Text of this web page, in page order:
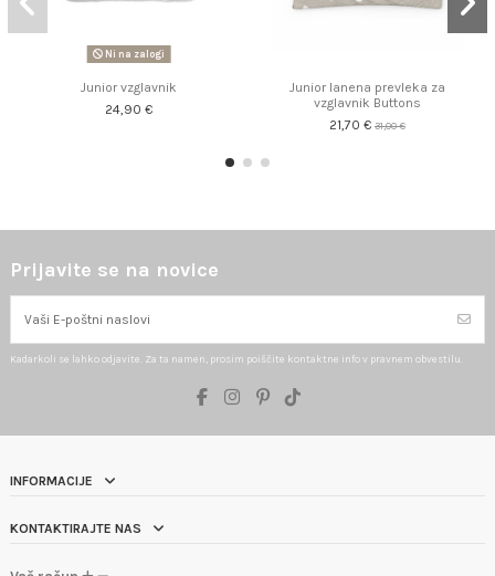
Ni na zalogi
Junior vzglavnik
24,90 €
Junior lanena prevleka za
vzglavnik Buttons
21,70 € 31,00 €
Prijavite se na novice
Kadarkoli se lahko odjavite. Za ta namen, prosim poiščite kontaktne info v pravnem obvestilu.
INFORMACIJE
KONTAKTIRAJTE NAS